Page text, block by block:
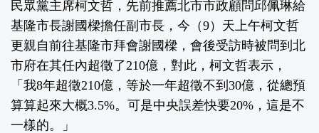
民眾黨主席柯文哲，先前推薦北市市政顧問邱佩琳給
基隆市長謝國樑擔任副市長，今（9）天上午柯文哲
更親自前往基隆市拜會謝國樑，會後受訪時被問到北
市府在其任內超徵了210億，對此，柯文哲表示，
「我8年超徵210億，等於一年超徵不到30億，從總預
算算起來大概3.5%。可是中央誤差快要20%，這是不
一樣的。」